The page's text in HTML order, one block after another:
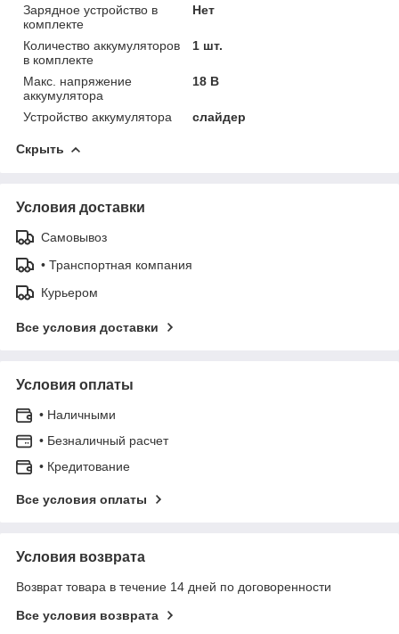
Зарядное устройство в
комплекте
Нет
Количество аккумуляторов
в комплекте
1 шт.
Макс. напряжение
аккумулятора
18 В
Устройство аккумулятора слайдер
Скрыть
Условия доставки
Самовывоз
• Транспортная компания
Курьером
Все условия доставки
Условия оплаты
• Наличными
• Безналичный расчет
• Кредитование
Все условия оплаты
Условия возврата
Возврат товара в течение 14 дней по договоренности
Все условия возврата